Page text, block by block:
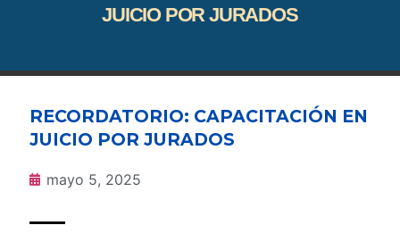
JUICIO POR JURADOS
RECORDATORIO: CAPACITACIÓN EN
JUICIO POR JURADOS
mayo 5, 2025